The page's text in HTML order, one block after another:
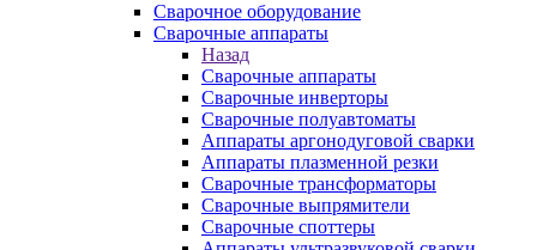
Сварочное оборудование
Сварочные аппараты
Назад
Сварочные аппараты
Сварочные инверторы
Сварочные полуавтоматы
Аппараты аргонодуговой сварки
Аппараты плазменной резки
Сварочные трансформаторы
Сварочные выпрямители
Сварочные споттеры